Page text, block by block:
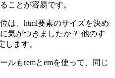
ことが容易です。
は、html要素のサイズを決め
気がつきましたか？ 他のす
します。
ルもremとemを使って、同じ